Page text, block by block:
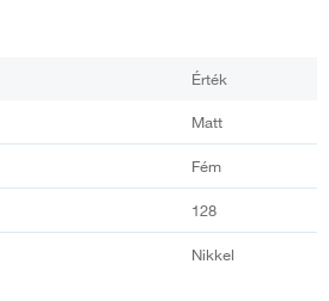
Érték
Matt
Fém
128
Nikkel